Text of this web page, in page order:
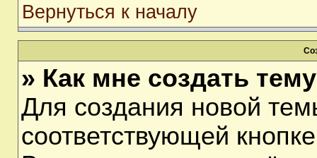
Вернуться к началу
» Как мне создать
Для создания новой
соответствующей